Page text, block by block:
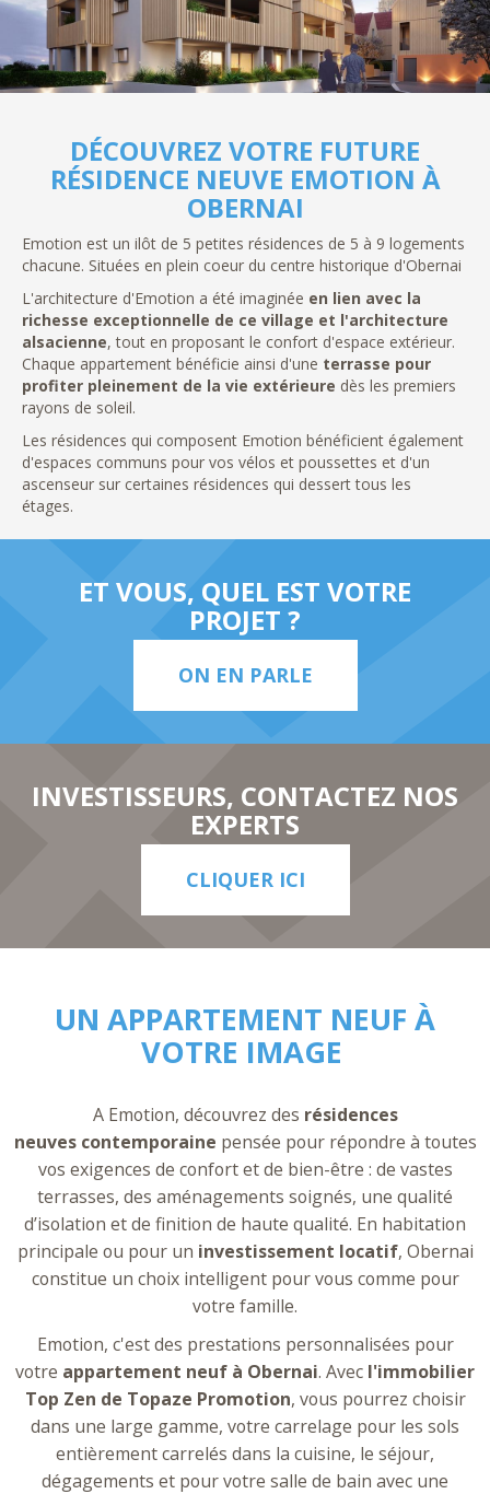
DÉCOUVREZ VOTRE FUTURE
RÉSIDENCE NEUVE EMOTION À
OBERNAI
Emotion est un ilôt de 5 petites résidences de 5 à 9 logements
chacune. Situées en plein coeur du centre historique d'Obernai
L'architecture d'Emotion a été imaginée en lien avec la
richesse exceptionnelle de ce village et l'architecture
alsacienne, tout en proposant le confort d'espace extérieur.
Chaque appartement bénéficie ainsi d'une terrasse pour
profiter pleinement de la vie extérieure dès les premiers
rayons de soleil.
Les résidences qui composent Emotion bénéficient également
d'espaces communs pour vos vélos et poussettes et d'un
ascenseur sur certaines résidences qui dessert tous les
étages.
ET VOUS, QUEL EST VOTRE
PROJET ?
ON EN PARLE
INVESTISSEURS, CONTACTEZ NOS
EXPERTS
CLIQUER ICI
UN APPARTEMENT NEUF À
VOTRE IMAGE
A Emotion, découvrez des résidences
neuves contemporaine pensée pour répondre à toutes
vos exigences de confort et de bien-être : de vastes
terrasses, des aménagements soignés, une qualité
d’isolation et de finition de haute qualité. En habitation
principale ou pour un investissement locatif, Obernai
constitue un choix intelligent pour vous comme pour
votre famille.
Emotion, c'est des prestations personnalisées pour
votre appartement neuf à Obernai. Avec l'immobilier
Top Zen de Topaze Promotion, vous pourrez choisir
dans une large gamme, votre carrelage pour les sols
entièrement carrelés dans la cuisine, le séjour,
dégagements et pour votre salle de bain avec une